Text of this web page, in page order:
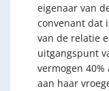
eigenaar van
convenant dat
van de relatie
uitgangspunt
vermogen
aan haar